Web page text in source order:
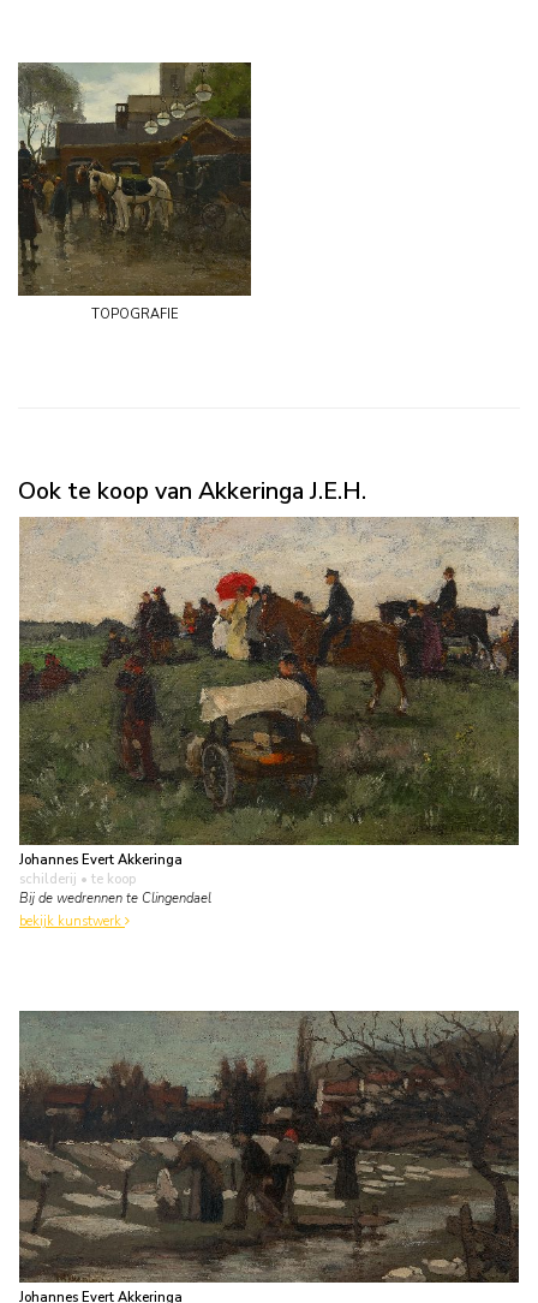
topografie
Ook te koop van Akkeringa J.E.H.
Johannes Evert Akkeringa
schilderij • te koop
Bij de wedrennen te Clingendael
bekijk kunstwerk
Johannes Evert Akkeringa